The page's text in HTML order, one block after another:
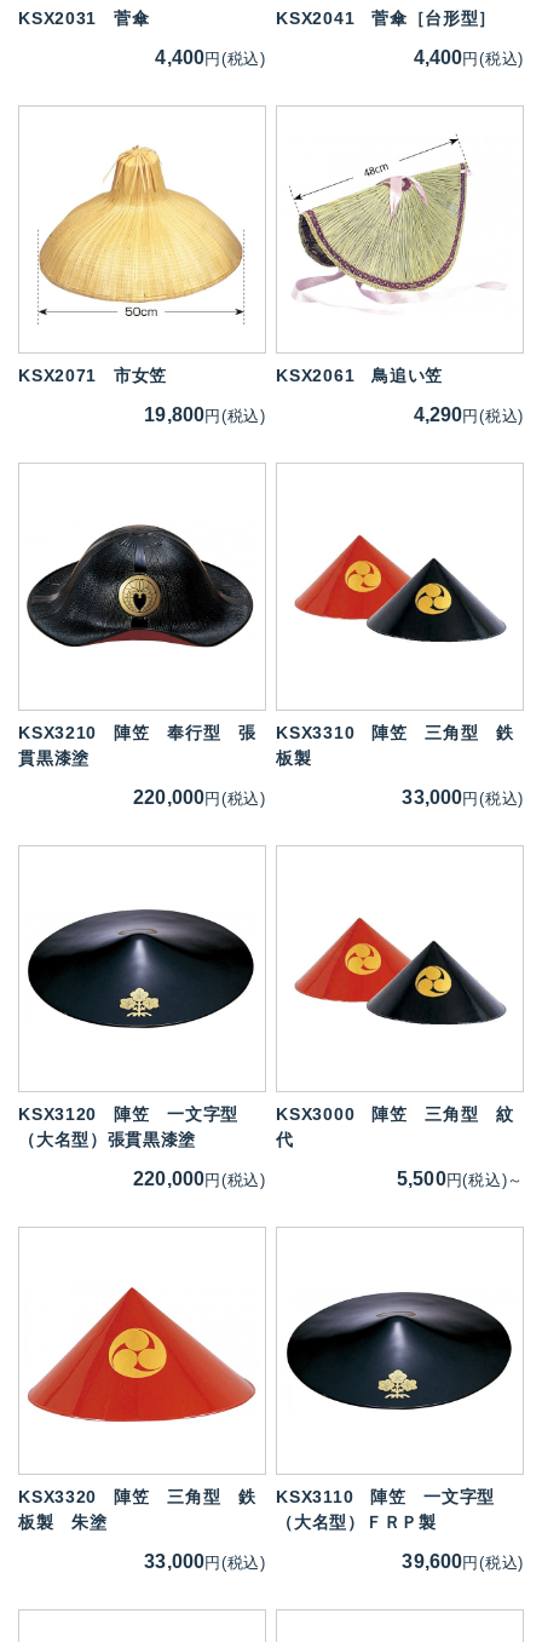
KSX2031 菅傘
4,400円(税込)
KSX2041 菅傘［台形型］
4,400円(税込)
KSX2071 市女笠
19,800円(税込)
KSX2061 鳥追い笠
4,290円(税込)
KSX3210
陣笠 奉行型 張
貫黒漆塗
220,000円(税込)
KSX3310
陣笠 三角型 鉄
板製
33,000円(税込)
KSX3120
陣笠 一文字型
（大名型）張貫黒漆塗
220,000円(税込)
KSX3000
陣笠 三角型 紋
代
5,500円(税込)～
KSX3320
陣笠 三角型 鉄
板製 朱塗
33,000円(税込)
KSX3110
陣笠 一文字型
（大名型）ＦＲＰ製
39,600円(税込)